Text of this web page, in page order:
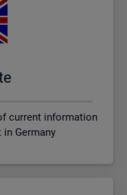
current information
Germany